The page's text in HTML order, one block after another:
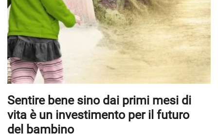
Sentire bene sino dai primi mesi di
vita è un investimento per il futuro
del bambino